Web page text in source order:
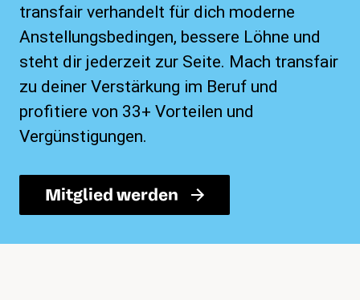
transfair verhandelt für dich moderne
Anstellungsbedingen, bessere Löhne und
steht dir jederzeit zur Seite. Mach transfair
zu deiner Verstärkung im Beruf und
profitiere von 33+ Vorteilen und
Vergünstigungen.
Mitglied werden